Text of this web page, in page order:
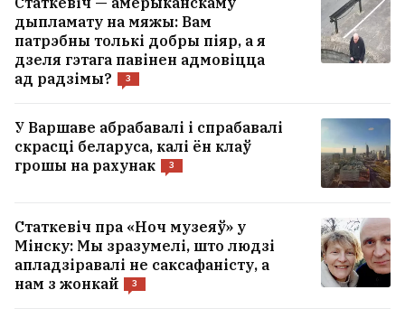
дыпламату на мяжы: Вам
патрэбны толькі добры піяр, а я
дзеля гэтага павінен адмовіцца
ад радзімы?
3
У Варшаве абрабавалі і спрабавалі
скрасці беларуса, калі ён клаў
грошы на рахунак
3
Статкевіч пра «Ноч музеяў» у
Мінску: Мы зразумелі, што людзі
апладзіравалі не саксафаністу, а
нам з жонкай
3